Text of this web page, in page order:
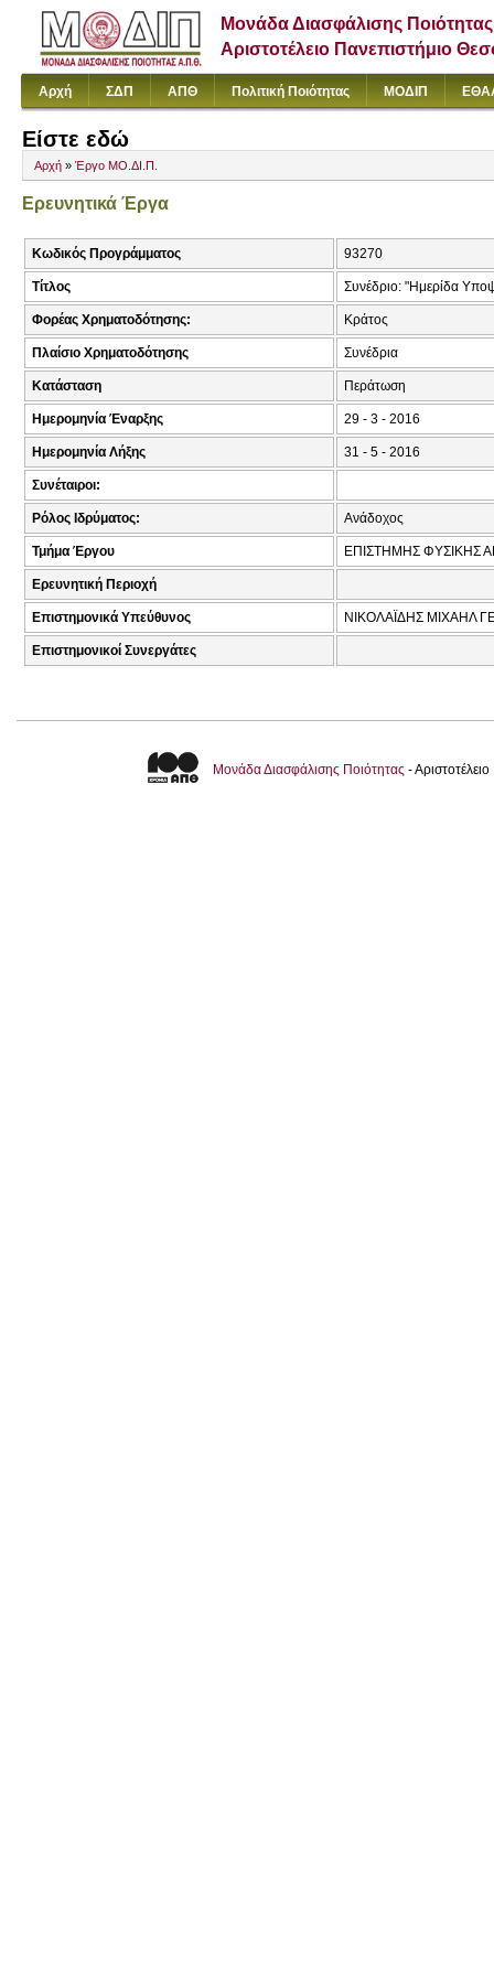
Μονάδα Διασφάλισης Ποιότητας
Αριστοτέλειο Πανεπιστήμιο
Αρχή ΣΔΠ ΑΠΘ Πολιτική Ποιότητας ΜΟΔΙΠ
Είστε εδώ
Αρχή » Έργο ΜΟ.ΔΙ.Π.
Ερευνητικά Έργα
Κωδικός Προγράμματος 93270
Τίτλος Συνέδριο: "Ημερίδα
Φορέας Χρηματοδότησης: Κράτος
Πλαίσιο Χρηματοδότησης Συνέδρια
Κατάσταση Περάτωση
Ημερομηνία Έναρξης 29 - 3 - 2016
Ημερομηνία Λήξης 31 - 5 - 2016
Συνέταιροι:
Ρόλος Ιδρύματος: Ανάδοχος
Τμήμα Έργου ΕΠΙΣΤΗΜΗΣ ΦΥΣΙΚΗΣ
Ερευνητική Περιοχή
Επιστημονικά Υπεύθυνος ΝΙΚΟΛΑΪΔΗΣ ΜΙΧΑΗΛ
Επιστημονικοί Συνεργάτες
Μονάδα Διασφάλισης Ποιότητας -